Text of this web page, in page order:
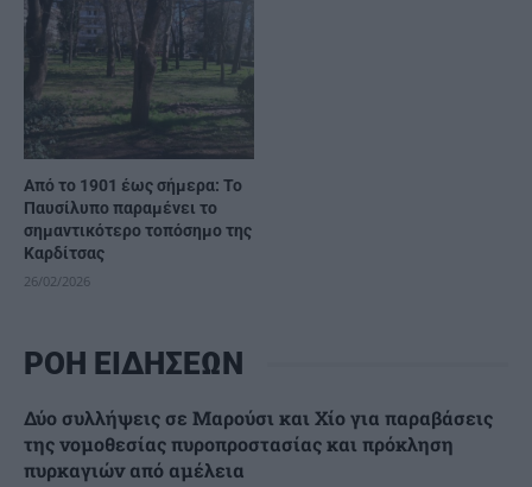
Από το 1901 έως σήμερα: Το
Παυσίλυπο παραμένει το
σημαντικότερο τοπόσημο της
Καρδίτσας
26/02/2026
ΡΟΗ ΕΙΔΗΣΕΩΝ
Δύο συλλήψεις σε Μαρούσι και Χίο για παραβάσεις
της νομοθεσίας πυροπροστασίας και πρόκληση
πυρκαγιών από αμέλεια